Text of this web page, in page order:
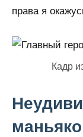
права я
Кадр